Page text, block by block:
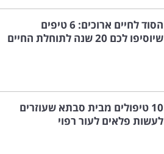
הסוד לחיים ארוכים: 6 טיפים
שיוסיפו לכם 20 שנה לתוחלת החיים
10 טיפולים מבית סבתא שעוזרים
לעשות פלאים לעור רפוי